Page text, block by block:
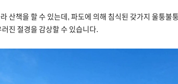
산책을 할 수 있는데, 파도에 의해 침식된 갖가지 울퉁불
진 절경을 감상할 수 있습니다.